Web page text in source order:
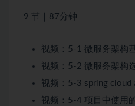
9 节｜87分钟
视频：5-1 微服务架构
视频：5-2 微服务架构
视频：5-3 spring cloud
视频：5-4 项目中使用